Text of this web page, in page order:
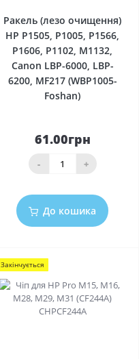
Ракель (лезо очищення)
HP P1505, P1005, P1566,
P1606, P1102, M1132,
Canon LBP-6000, LBP-
6200, MF217 (WBP1005-
Foshan)
61.00грн
- +
До кошика
Закінчується